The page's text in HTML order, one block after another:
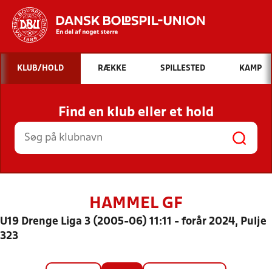
Hvad vil du søge efter?
INDHOLD OG NYHEDER
STILLINGER, RESULTATER, KLUBBER OG
HOLD
KLUB/HOLD RÆKKE SPILLESTED KAMP
Find en klub eller et hold
HAMMEL GF
U19 Drenge Liga 3 (2005-06) 11:11 - forår 2024, Pulje
323